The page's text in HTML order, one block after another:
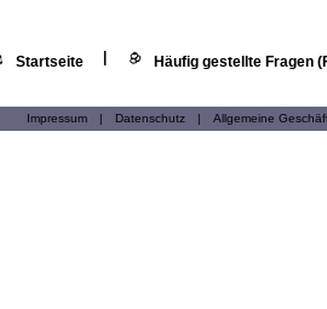
Startseite Häufig gestellte Fragen
Impressum | Datenschutz | Allgemeine